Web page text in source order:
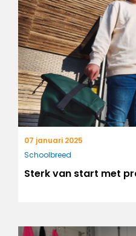
07 januari 2025
Schoolbreed
Sterk van start met